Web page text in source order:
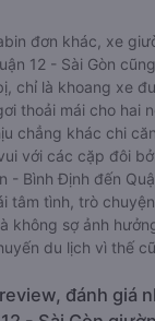
đơn khác, xe
12 - Sài Gòn
chỉ là khoang xe
thoải mái cho hai
chẳng khác chi
với các cặp đôi
- Bình Định đến
tâm tình, trò
không sợ ảnh
du lịch vì thế
đánh giá